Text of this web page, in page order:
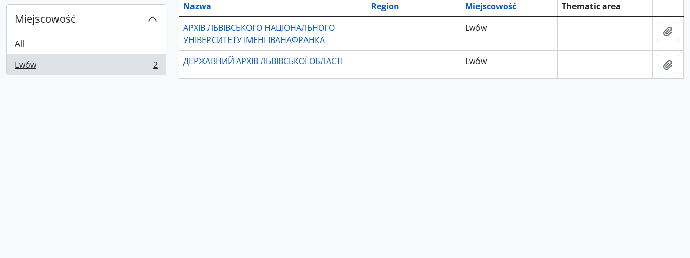
Miejscowość
All
Lwów
, 2 results 2
Nazwa Region Miejscowość
Thematic area
АРХІВ ЛЬВІВСЬКОГО НАЦІОНАЛЬНОГО
УНІВЕРСИТЕТУ ІМЕНІ ІВАНАФРАНКА
Lwów
ДЕРЖАВНИЙ АРХІВ ЛЬВІВСЬКОЇ ОБЛАСТІ Lwów